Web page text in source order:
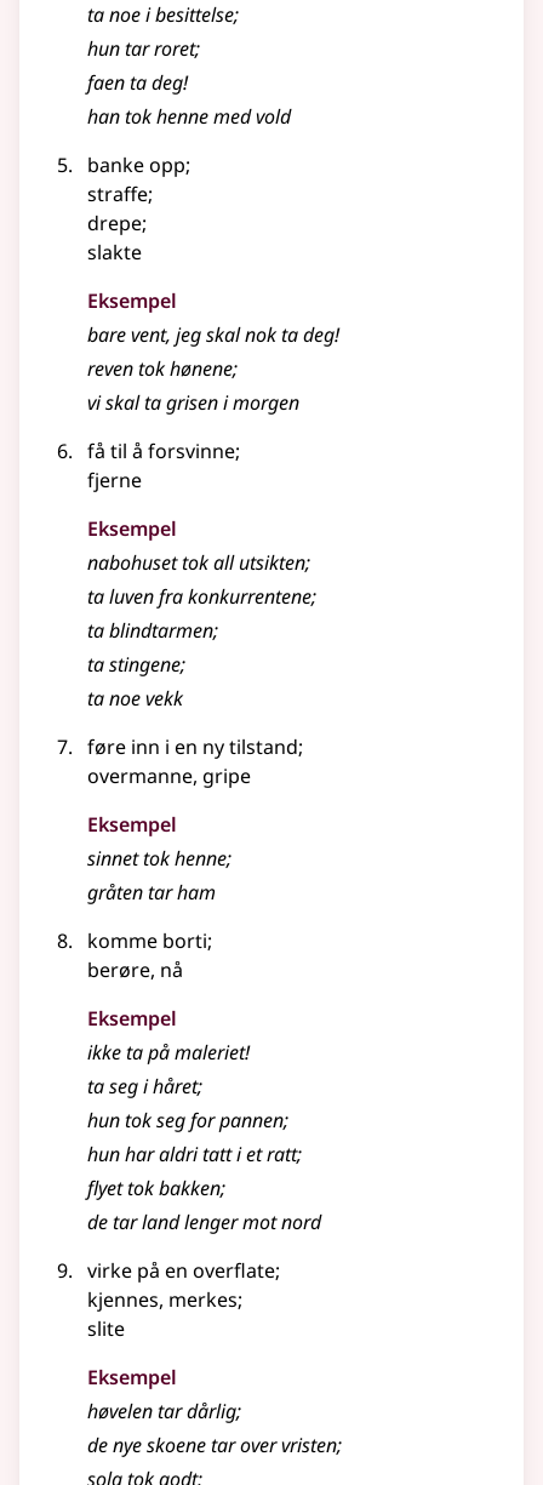
ta noe i besittelse;
hun tar roret;
faen ta deg!
han tok henne med vold
banke opp;
straffe;
drepe;
slakte
Eksempel
bare vent, jeg skal nok ta deg!
reven tok hønene;
vi skal ta grisen i morgen
få til å forsvinne;
fjerne
Eksempel
nabohuset tok all utsikten;
ta luven fra konkurrentene;
ta blindtarmen;
ta stingene;
ta noe vekk
føre inn i en ny tilstand;
overmanne, gripe
Eksempel
sinnet tok henne;
gråten tar ham
komme borti;
berøre, nå
Eksempel
ikke ta på maleriet!
ta seg i håret;
hun tok seg for pannen;
hun har aldri tatt i et ratt;
flyet tok bakken;
de tar land lenger mot nord
virke på en overflate;
kjennes, merkes;
slite
Eksempel
høvelen tar dårlig;
de nye skoene tar over vristen;
sola tok godt;